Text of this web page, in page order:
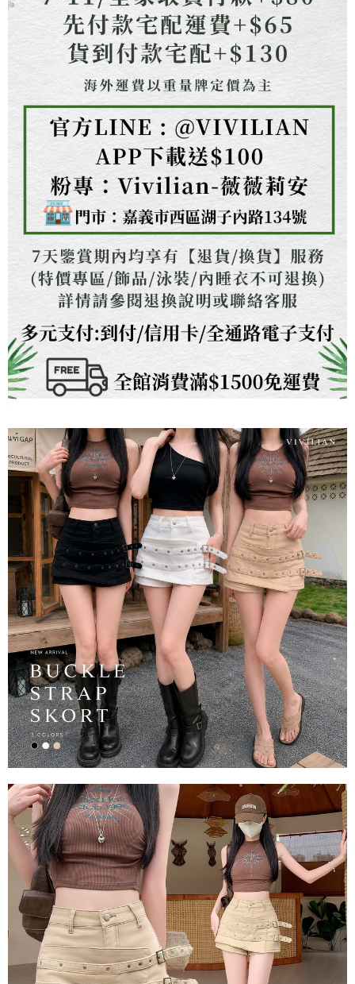
權轉讓予恩沛科技股份有限公司。
２．關於個人資料處理事宜，請瀏覽以下網址：
https://aftee.tw/terms/#terms3
３．未成年的使用者請事先徵得法定代理人或監護人之同意方可使用
「AFTEE先享後付」，若未經同意申辦者引起之損失，本公司不負相關責
任。
４．使用「AFTEE先享後付」時，將依據個別帳號之用戶狀況，依本公司即
時審查核予不同之上限額度；若仍有額度不足之情形，本公司將視審查結果
請求用戶進行身份認證。
５．嚴禁一人註冊多個帳號或使用他人資訊註冊。若發現惡意使用之情形，
恩沛科技股份有限公司將有權停止該用戶之使用額度並採取法律行動。